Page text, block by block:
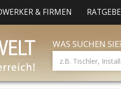
& FIRMEN
WAS SUCHEN